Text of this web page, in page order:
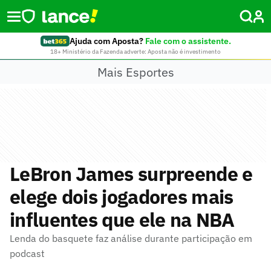
Ajuda com Aposta? Fale com o assistente.
18+ Ministério da Fazenda adverte: Aposta não é investimento
Mais Esportes
LeBron James surpreende e
elege dois jogadores mais
influentes que ele na NBA
Lenda do basquete faz análise durante participação em
podcast